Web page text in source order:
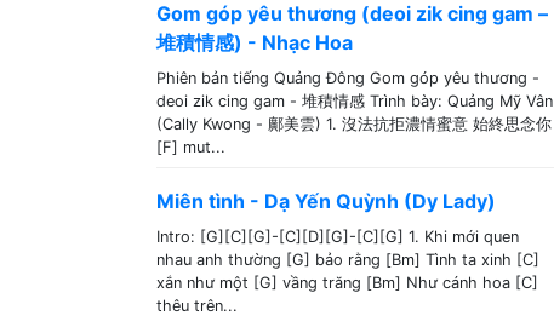
Gom góp yêu thương (deoi zik cing gam –
堆積情感) - Nhạc Hoa
Phiên bản tiếng Quảng Đông Gom góp yêu thương -
deoi zik cing gam - 堆積情感 Trình bày: Quảng Mỹ Vân
(Cally Kwong - 鄺美雲) 1. 沒法抗拒濃情蜜意 始終思念你
[F] mut...
Miên tình - Dạ Yến Quỳnh (Dy Lady)
Intro: [G][C][G]-[C][D][G]-[C][G] 1. Khi mới quen
nhau anh thường [G] bảo rằng [Bm] Tình ta xinh [C]
xắn như một [G] vầng trăng [Bm] Như cánh hoa [C]
thêu trên...